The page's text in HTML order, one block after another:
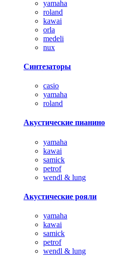
yamaha
roland
kawai
orla
medeli
nux
Синтезаторы
casio
yamaha
roland
Акустические пианино
yamaha
kawai
samick
petrof
wendl & lung
Акустические рояли
yamaha
kawai
samick
petrof
wendl & lung